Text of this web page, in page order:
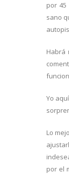
por
sano
Habrá
Yo
Lo
por el